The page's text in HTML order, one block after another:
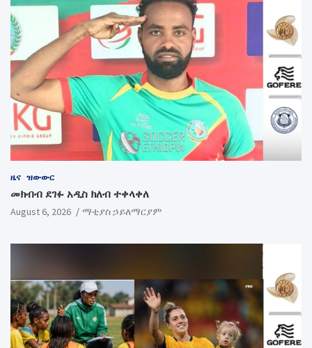
ዜና ዝውውር
መክብብ ደገፉ አዲስ ክለብ ተቀላቀለ
August 6, 2026 ማቲያስ ኃይለማርያም